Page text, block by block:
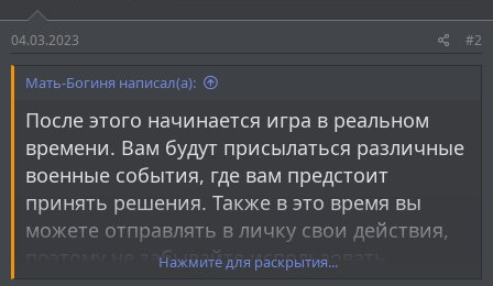
04.03.2023 #2
Мать-Богиня написал(а):
После этого начинается игра в реальном
времени. Вам будут присылаться различные
военные события, где вам предстоит
принять решения. Также в это время вы
можете отправлять в личку свои действия,
поэтому не забывайте использовать
Нажмите для раскрытия...